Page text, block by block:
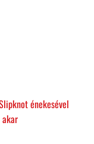
énekesével
akar